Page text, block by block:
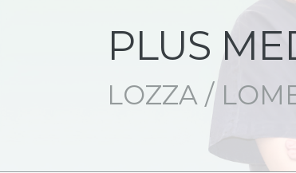
PLUS
LOZZA /